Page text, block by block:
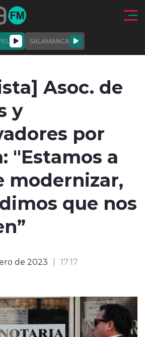
al contenido
SALAMANCA
SOMOS
claro
Asoc. de
y
por
"Estamos a
modernizar,
que nos
de 2023 17:17